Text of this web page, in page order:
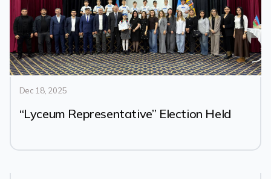
Dec 18, 2025
“Lyceum Representative” Election Held